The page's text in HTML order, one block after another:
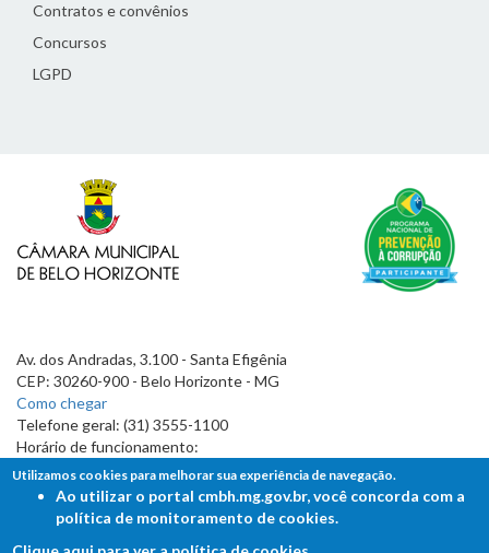
Contratos e convênios
Concursos
LGPD
Av. dos Andradas, 3.100 - Santa Efigênia
CEP: 30260-900 - Belo Horizonte - MG
Como chegar
Telefone geral: (31) 3555-1100
Horário de funcionamento:
7h às 19h
Utilizamos cookies para melhorar sua experiência de navegação.
Ao utilizar o portal cmbh.mg.gov.br, você concorda com a
política de monitoramento de cookies.